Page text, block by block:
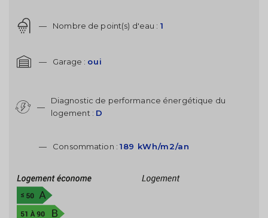
— Nombre de point(s) d'eau : 1
— Garage : oui
—
Diagnostic de performance énergétique du
logement : D
— Consommation :189 kWh/m2/an